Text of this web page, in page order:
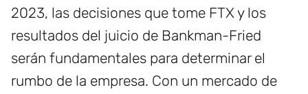
2023, las decisiones que tome FTX y los
resultados del juicio de Bankman-Fried
serán fundamentales para determinar el
rumbo de la empresa. Con un mercado de